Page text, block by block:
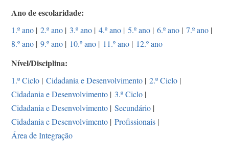
Ano de escolaridade
1.º ano | 2.º ano | 3.º ano | 4.º ano | 5.º ano | 6.º ano | 7.º ano |
8.º ano | 9.º ano | 10.º ano | 11.º ano | 12.º ano
Nível/Disciplina
1.º Ciclo | Cidadania e Desenvolvimento | 2.º Ciclo |
Cidadania e Desenvolvimento | 3.º Ciclo |
Cidadania e Desenvolvimento | Secundário |
Cidadania e Desenvolvimento | Profissionais |
Área de Integração